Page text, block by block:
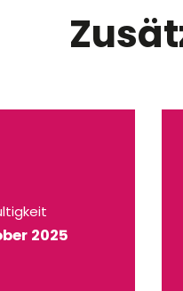
2025